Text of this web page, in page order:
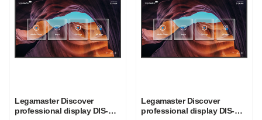
Legamaster Discover
professional display DIS-
Legamaster Discover
professional display DIS-